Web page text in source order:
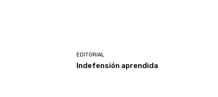
EDITORIAL
Indefensión aprendida